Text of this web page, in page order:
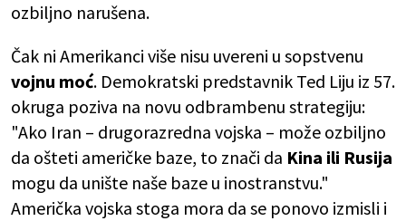
ozbiljno narušena.
Čak ni Amerikanci više nisu uvereni u sopstvenu
vojnu moć. Demokratski predstavnik Ted Liju iz 57.
okruga poziva na novu odbrambenu strategiju:
"Ako Iran – drugorazredna vojska – može ozbiljno
da ošteti američke baze, to znači da Kina ili Rusija
mogu da unište naše baze u inostranstvu."
Američka vojska stoga mora da se ponovo izmisli i